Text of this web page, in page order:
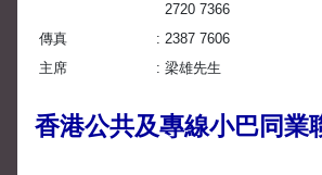
2720 7366
傳真
2387 7606
主席
梁雄先生
香港公共及專線小巴同業